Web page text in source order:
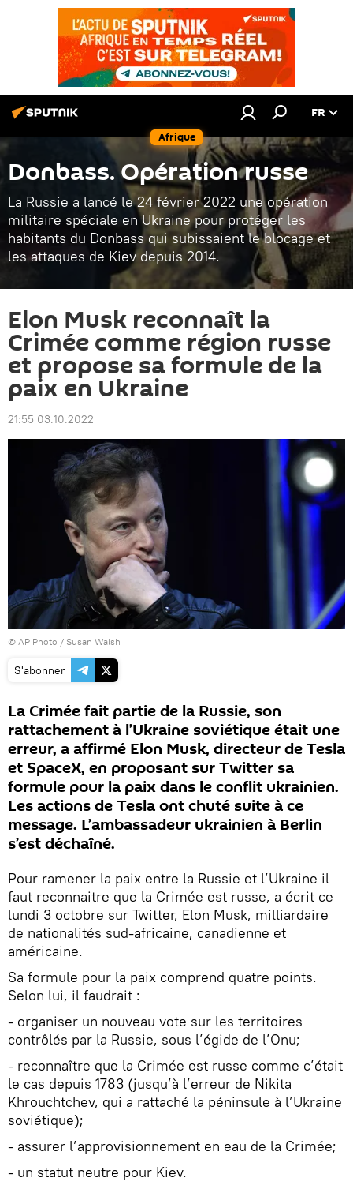
Afrique
FR
Donbass. Opération russe
La Russie a lancé le 24 février 2022 une opération
militaire spéciale en Ukraine pour protéger les
habitants du Donbass qui subissaient le blocage et
les attaques de Kiev depuis 2014.
Elon Musk reconnaît la
Crimée comme région russe
et propose sa formule de la
paix en Ukraine
21:55 03.10.2022
© AP Photo / Susan Walsh
S'abonner
La Crimée fait partie de la Russie, son
rattachement à l’Ukraine soviétique était une
erreur, a affirmé Elon Musk, directeur de Tesla
et SpaceX, en proposant sur Twitter sa
formule pour la paix dans le conflit ukrainien.
Les actions de Tesla ont chuté suite à ce
message. L’ambassadeur ukrainien à Berlin
s’est déchaîné.
Pour ramener la paix entre la Russie et l’Ukraine il
faut reconnaitre que la Crimée est russe, a écrit ce
lundi 3 octobre sur Twitter, Elon Musk, milliardaire
de nationalités sud-africaine, canadienne et
américaine.
Sa formule pour la paix comprend quatre points.
Selon lui, il faudrait :
- organiser un nouveau vote sur les territoires
contrôlés par la Russie, sous l’égide de l’Onu;
- reconnaître que la Crimée est russe comme c’était
le cas depuis 1783 (jusqu’à l’erreur de Nikita
Khrouchtchev, qui a rattaché la péninsule à l’Ukraine
soviétique);
- assurer l’approvisionnement en eau de la Crimée;
- un statut neutre pour Kiev.